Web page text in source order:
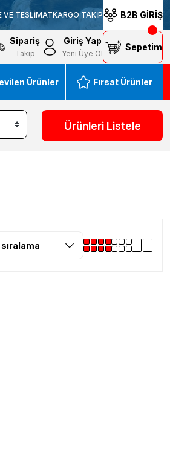
VE TESLİMATKARGO TAKİP B2B GİRİŞ
Sipariş
Takip
Giriş Yap
Yeni Üye Ol
Sepetim
Ürünler Fırsat Ürünler
Ürünleri Listele